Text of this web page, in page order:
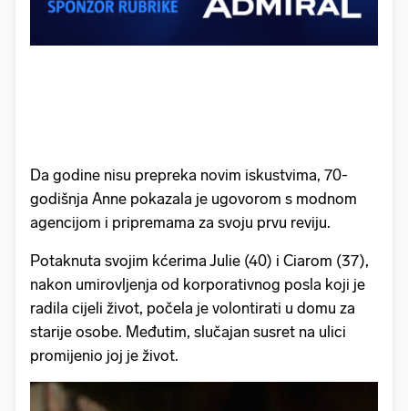
Da godine nisu prepreka novim iskustvima, 70-
godišnja Anne pokazala je ugovorom s modnom
agencijom i pripremama za svoju prvu reviju.
Potaknuta svojim kćerima Julie (40) i Ciarom (37),
nakon umirovljenja od korporativnog posla koji je
radila cijeli život, počela je volontirati u domu za
starije osobe. Međutim, slučajan susret na ulici
promijenio joj je život.